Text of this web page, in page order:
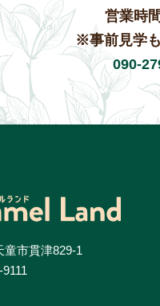
営業時
※事前見学
090-
童市貫津829-1